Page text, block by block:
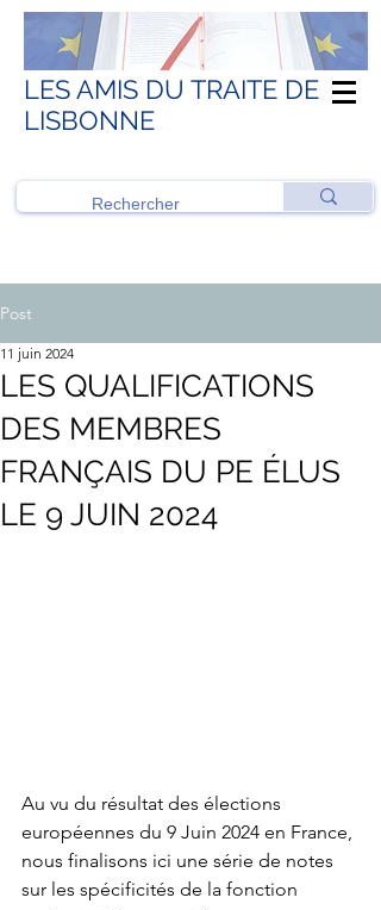
LES AMIS DU TRAITE DE
LISBONNE
Post
LES QUALIFICATIONS
DES MEMBRES
FRANÇAIS DU PE ÉLUS
LE 9 JUIN 2024
11 juin 2024
Au vu du résultat des élections
européennes du 9 Juin 2024 en France,
nous finalisons ici une série de notes
sur les spécificités de la fonction